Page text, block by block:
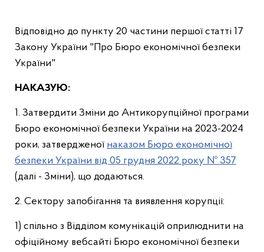
Відповідно до пункту 20 частини першої статті 17
Закону України "Про Бюро економічної безпеки
України"
НАКАЗУЮ:
1. Затвердити Зміни до Антикорупційної програми
Бюро економічної безпеки України на 2023-2024
роки, затвердженої наказом Бюро економічної
безпеки України від 05 грудня 2022 року № 357
(далі - Зміни), що додаються.
2. Сектору запобігання та виявлення корупції:
1) спільно з Відділом комунікацій оприлюднити на
офіційному вебсайті Бюро економічної безпеки